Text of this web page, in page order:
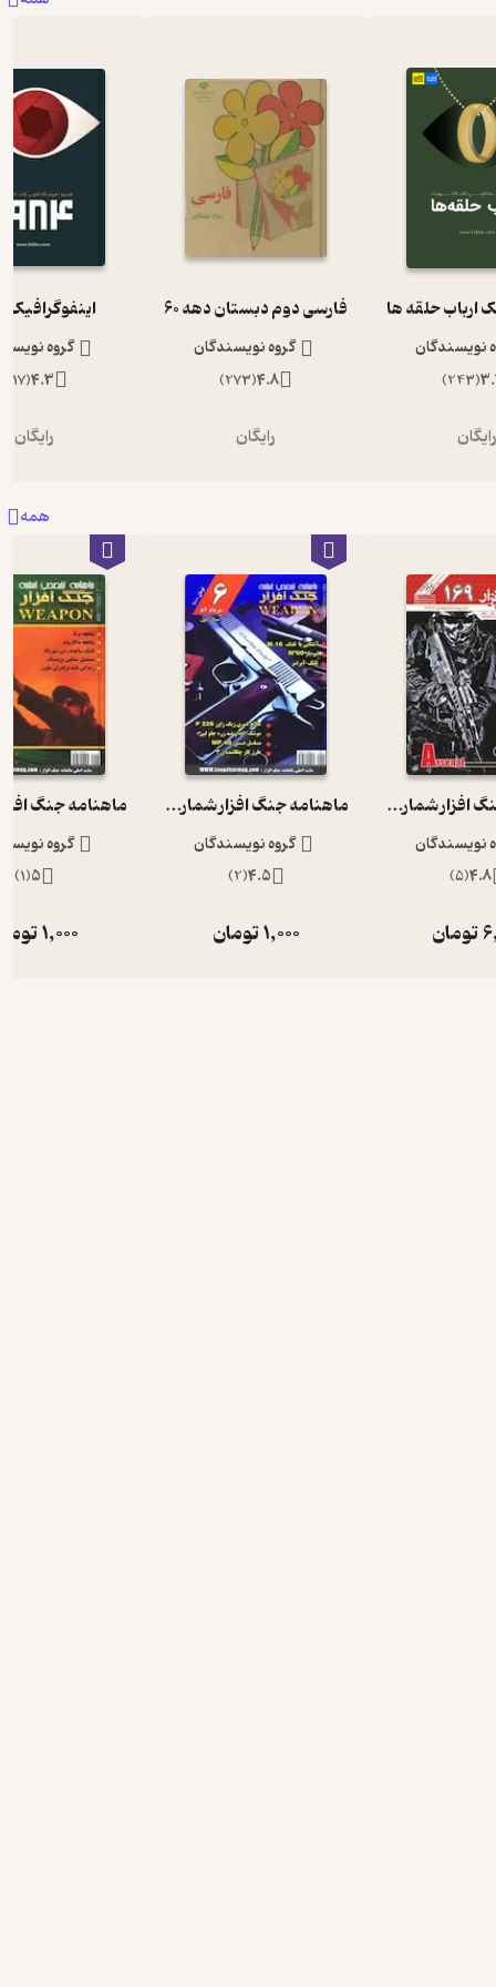
ارباب حلقه ها
نویسندگان
(
243
)
رایگان
فارسی دوم دبستان دهه 60
گروه نویسندگان
4.8
(
273
)
رایگان
اینفوگرافیک 1984
گروه
4.3
(
117
رایگان
همه
ماهنامه جنگ افزار شماره 169
نویسندگان
4.8
(
5
)
تومان
ماهنامه جنگ افزار شماره 6
گروه نویسندگان
4.5
(
2
)
1,000تومان
گروه
5
(
1
)
1,000